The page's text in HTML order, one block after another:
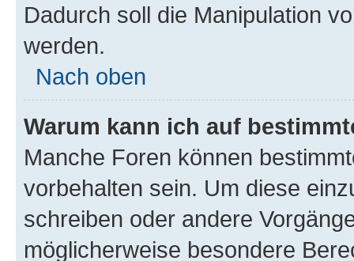
Dadurch soll die Manipulation
werden.
Nach oben
Warum kann ich auf
Manche Foren können
vorbehalten sein. Um diese
schreiben oder andere
möglicherweise besondere